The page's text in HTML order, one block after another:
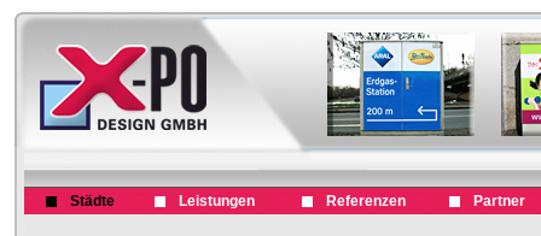
Städte Leistungen Referenzen Partner